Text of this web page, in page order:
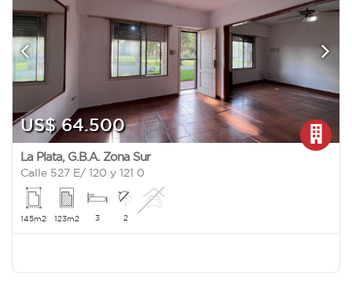
US$ 64.500
La Plata, G.B.A. Zona Sur
Calle 527 E/ 120 y 121 0
145m2 123m2 3 2